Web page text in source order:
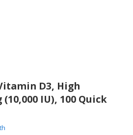
D3, High
IU), 100 Quick